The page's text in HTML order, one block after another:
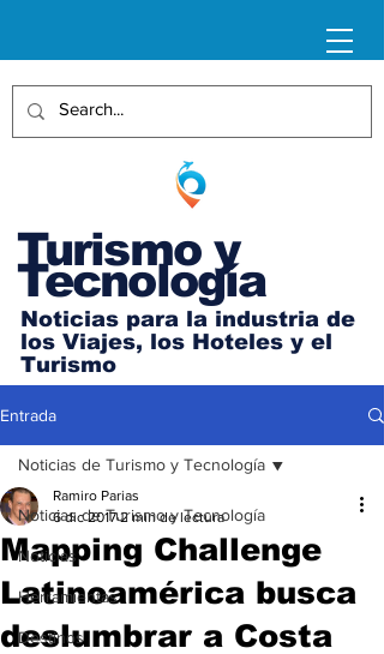
Turismo y
Tecnología
Noticias para la industria de
los Viajes, los Hoteles y el
Turismo
Entrada
Noticias de Turismo y Tecnología
Noticias
Herramientas
Destinos
Noticias de Turismo y Tecnología
Mapping Challenge
Latinoamérica busca
deslumbrar a Costa
Ramiro Parias
6 dic 2017 2 min de lectura